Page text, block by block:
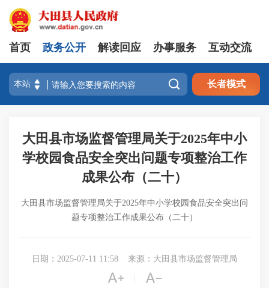
首页 政务公开 解读回应 办事服务 互动交流
 长者模式
大田县市场监督管理局关于2025年中小
学校园食品安全突出问题专项整治工作
成果公布（二十）
大田县市场监督管理局关于2025年中小学校园食品安全突出问
题专项整治工作成果公布（二十）
日期：2025-07-11 11:58 来源：大田县市场监督管理局
 